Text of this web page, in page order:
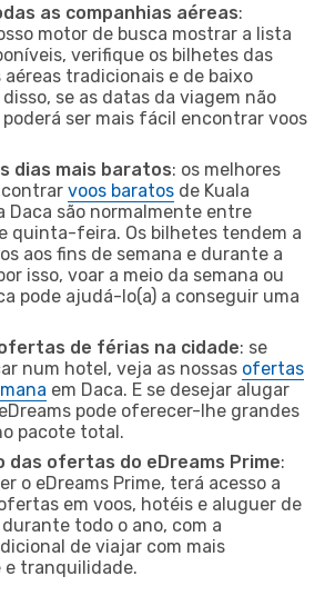
as companhias aéreas:
motor de busca mostrar a lista
verifique os bilhetes das
aéreas tradicionais e de baixo
se as datas da viagem não
ser mais fácil encontrar voos
dias mais baratos: os melhores
voos baratos de Kuala
Daca são normalmente entre
quinta-feira. Os bilhetes tendem a
aos fins de semana e durante a
isso, voar a meio da semana ou
pode ajudá-lo(a) a conseguir uma
de férias na cidade: se
num hotel, veja as nossas ofertas
em Daca. E se desejar alugar
pode oferecer-lhe grandes
pacote total.
das ofertas do eDreams Prime:
o eDreams Prime, terá acesso a
em voos, hotéis e aluguer de
todo o ano, com a
de viajar com mais
tranquilidade.